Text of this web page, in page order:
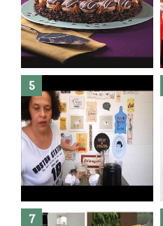
Banheiro novo por menos de
R$300,00 ?? E sem quebra
quebra ??( Editado)
Dez bolos pra fazer antes de
morrer !